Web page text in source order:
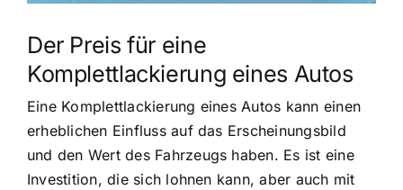
Der Preis für eine
Komplettlackierung eines Autos
Eine Komplettlackierung eines Autos kann einen
erheblichen Einfluss auf das Erscheinungsbild
und den Wert des Fahrzeugs haben. Es ist eine
Investition, die sich lohnen kann, aber auch mit